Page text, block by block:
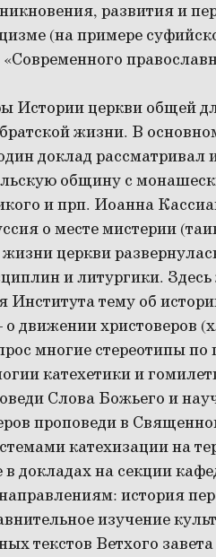
развития и
(на примере
«Современного
Истории церкви общей
жизни. В
доклад рассматривал
общину с
и прп. Иоанна
о месте мистерии
церкви
и литургики.
тему об
движении христоверов
многие стереотипы по
катехетики и
Слова Божьего и
проповеди в
катехизации на
докладах на секции
история
изучение
текстов Ветхого